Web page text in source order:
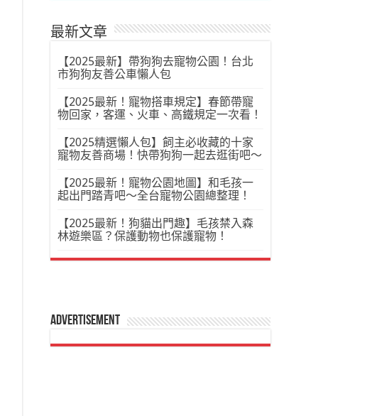
最新文章
【2025最新】帶狗狗去寵物公園！台北
市狗狗友善公車懶人包
【2025最新！寵物搭車規定】春節帶寵
物回家，客運、火車、高鐵規定一次看！
【2025精選懶人包】飼主必收藏的十家
寵物友善商場！快帶狗狗一起去逛街吧～
【2025最新！寵物公園地圖】和毛孩一
起出門踏青吧～全台寵物公園總整理！
【2025最新！狗貓出門趣】毛孩禁入森
林遊樂區？保護動物也保護寵物！
Advertisement